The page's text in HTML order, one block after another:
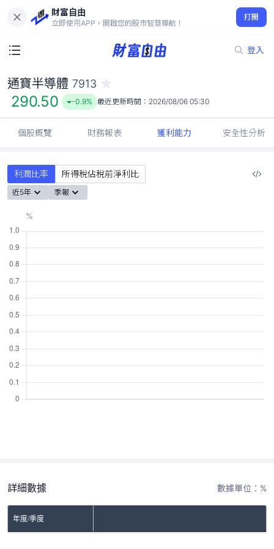
財富自由
立即使用APP，開啟您的股市智慧導航！
打開
登入
290.50
-0.9%
通寶半導體 7913
290.50 -0.9% 最近更新時間： 2026/08/06 05:30
個股概覽 財務報表 獲利能力 安全性分析
利潤比率 所得稅佔稅前淨利比
近5年 季報
詳細數據 數據單位：%
年度/季度